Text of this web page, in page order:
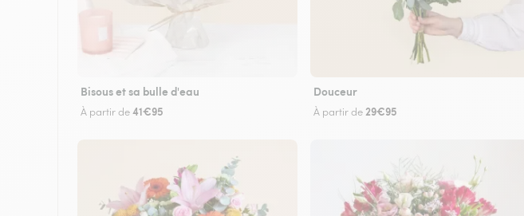
Bisous et sa bulle d'eau
À partir de41€95
Douceur
À partir de 29€95